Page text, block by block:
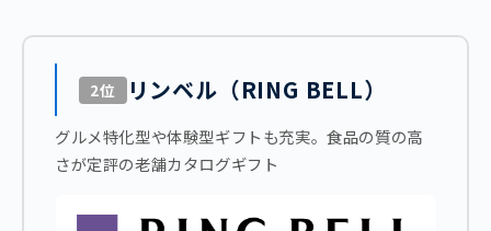
2位 リンベル（RING BELL）
グルメ特化型や体験型ギフトも充実。食品の質の高
さが定評の老舗カタログギフト